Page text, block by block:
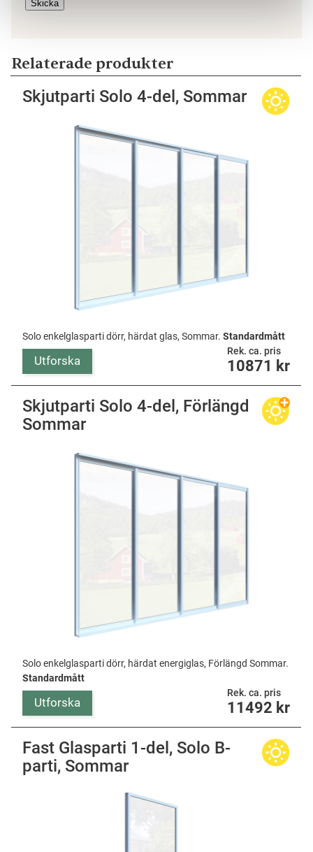
Relaterade produkter
Skjutparti Solo 4-del, Sommar
Solo enkelglasparti dörr, härdat glas, Sommar. Standardmått
Utforska
Rek. ca. pris
10871 kr
Skjutparti Solo 4-del, Förlängd
Sommar
Solo enkelglasparti dörr, härdat energiglas, Förlängd Sommar.
Standardmått
Utforska
Rek. ca. pris
11492 kr
Fast Glasparti 1-del, Solo B-
parti, Sommar